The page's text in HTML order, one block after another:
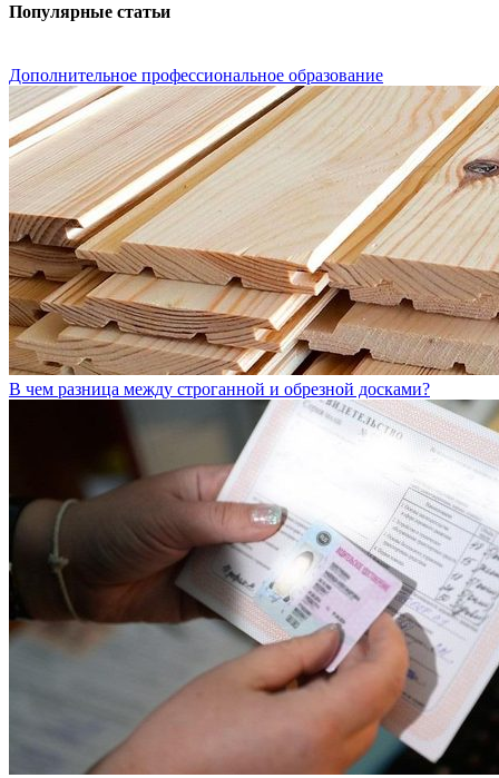
Популярные статьи
Дополнительное профессиональное образование
В чем разница между строганной и обрезной досками?